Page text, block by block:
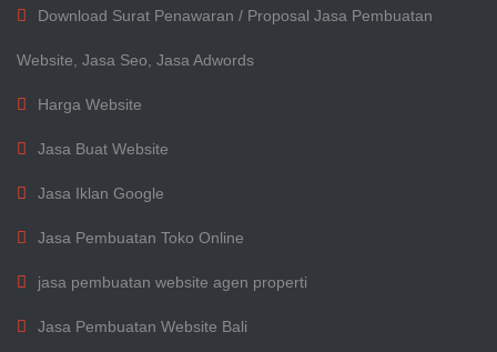
Download Surat Penawaran / Proposal Jasa Pembuatan
Website, Jasa Seo, Jasa Adwords
Harga Website
Jasa Buat Website
Jasa Iklan Google
Jasa Pembuatan Toko Online
jasa pembuatan website agen properti
Jasa Pembuatan Website Bali